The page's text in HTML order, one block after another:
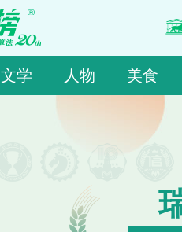
文学 人物 美食